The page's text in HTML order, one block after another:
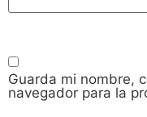
Guarda mi nombre,
navegador para la